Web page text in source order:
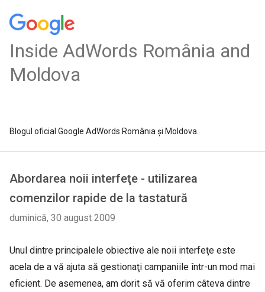
Inside AdWords România and
Moldova
Blogul oficial Google AdWords România și Moldova.
Abordarea noii interfeţe - utilizarea
comenzilor rapide de la tastatură
duminică, 30 august 2009
Unul dintre principalele obiective ale noii interfeţe este
acela de a vă ajuta să gestionaţi campaniile într-un mod mai
eficient. De asemenea, am dorit să vă oferim câteva dintre